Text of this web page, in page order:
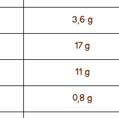
3,6 g
17 g
11 g
0,8 g